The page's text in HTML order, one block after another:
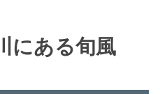
にある旬風